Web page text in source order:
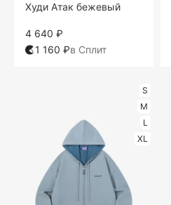
Худи Атак бежевый
4 640 ₽
1 160 ₽в Сплит
S
M
L
XL